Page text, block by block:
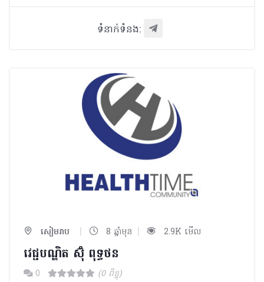
ទំនាក់ទំនង:
សៀមរាប | 8 ឆ្នាំមុន | 2.9K មើល
វេជ្ជបណ្ឌិត ស៊ុំ ពុទ្ធថន​
0 (0 ពិន្ទុ)